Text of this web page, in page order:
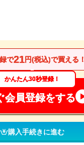
で21円(税込)で買える！
かんたん30秒登録！
会員登録をする
購入手続きに進む